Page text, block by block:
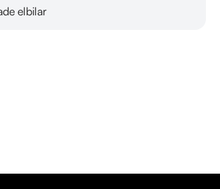
elbilar
oss